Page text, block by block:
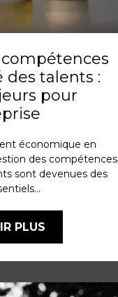
des talents :
pour
économique en
des compétences
sont devenues des
PLUS